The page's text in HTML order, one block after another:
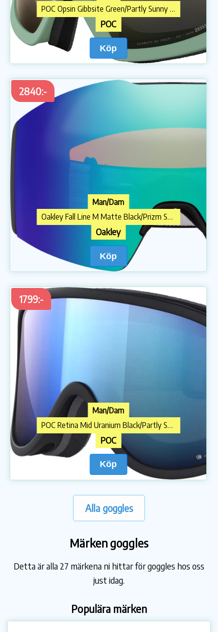
POC Opsin Gibbsite Green/Partly Sunny Ivory
POC
Köp
2840:-
Man/Dam
Oakley Fall Line M Matte Black/Prizm Snow Argon Iridium
Oakley
Köp
1799:-
Man/Dam
POC Retina Mid Uranium Black/Partly Sunny Blue
POC
Köp
Alla goggles
Märken goggles
Detta är alla 27 märkena ni hittar för goggles hos oss
just idag.
Populära märken